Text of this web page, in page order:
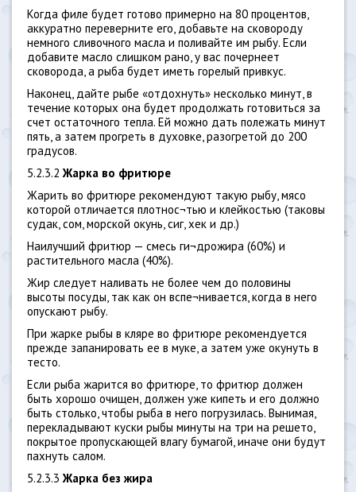
Когда филе будет готово примерно на 80 процентов,
аккуратно переверните его, добавьте на сковороду
немного сливочного масла и поливайте им рыбу. Если
добавите масло слишком рано, у вас почернеет
сковорода, а рыба будет иметь горелый привкус.
Наконец, дайте рыбе «отдохнуть» несколько минут, в
течение которых она будет продолжать готовиться за
счет остаточного тепла. Ей можно дать полежать минут
пять, а затем прогреть в духовке, разогретой до 200
градусов.
5.2.3.2Жарка во фритюре
Жарить во фритюре рекомендуют такую рыбу, мясо
которой отличается плотнос¬тью и клейкостью (таковы
судак, сом, морской окунь, сиг, хек и др.)
Наилучший фритюр — смесь ги¬дрожира (60%) и
растительного масла (40%).
Жир следует наливать не более чем до половины
высоты посуды, так как он вспе¬нивается, когда в него
опускают рыбу.
При жарке рыбы в кляре во фритюре рекомендуется
прежде запанировать ее в муке, а затем уже окунуть в
тесто.
Если рыба жарится во фритюре, то фритюр должен
быть хорошо очищен, должен уже кипеть и его должно
быть столько, чтобы рыба в него погрузилась. Вынимая,
перекладывают куски рыбы минуты на три на решето,
покрытое пропускающей влагу бумагой, иначе они будут
пахнуть салом.
5.2.3.3Жарка без жира